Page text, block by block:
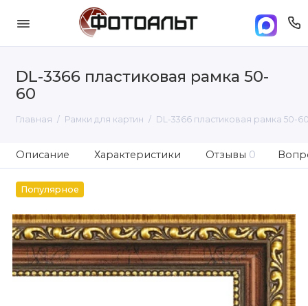
DL-3366 пластиковая рамка 50-
60
Главная Рамки для картин DL-3366 пластиковая рамка 50-
Описание Характеристики Отзывы 0
Популярное